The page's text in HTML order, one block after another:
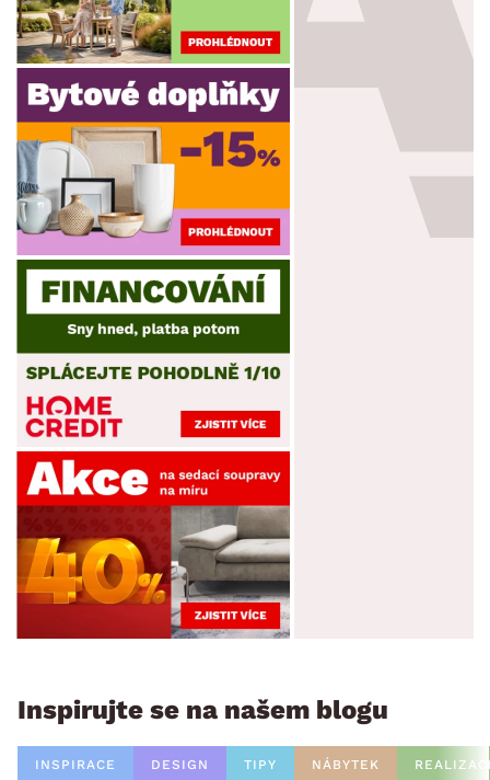
Inspirujte se na našem blogu
INSPIRACE DESIGN TIPY NÁBYTEK